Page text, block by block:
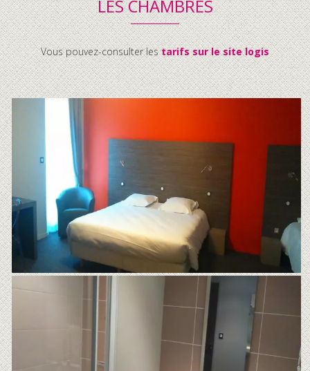
LES CHAMBRES
Vous pouvez-consulter lestarifs sur le site logis